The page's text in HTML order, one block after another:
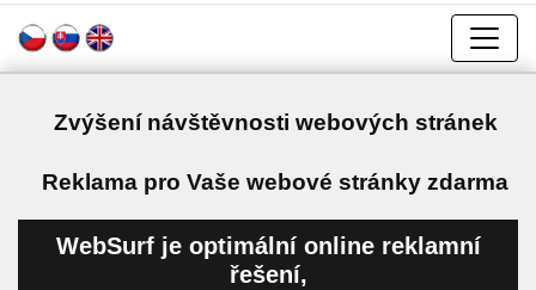
Zvýšení návštěvnosti webových stránek
Reklama pro Vaše webové stránky zdarma
WebSurf je optimální online reklamní
řešení,